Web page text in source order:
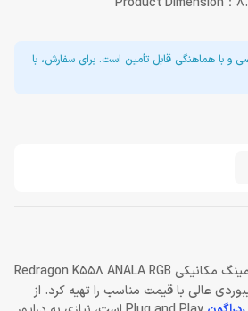
با هماهنگی قابل تأمین است. برای سفارش، با
گیمینگ مکانیکی Redragon K558 ANALA RGB
عالی با قیمت مناسب را تهیه کرد. از